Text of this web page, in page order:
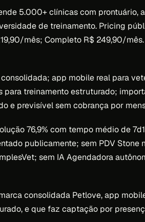
5.000+ clínicas com prontuário,
de treinamento. Pricing
mês; Completo R$ 249,90/
app mobile real para
para treinamento estruturado;
e previsível sem cobrança por
76,9% com tempo médio de
publicamente; sem PDV Stone
sem IA Agendadora
consolidada Petlove, app
e que faz captação por